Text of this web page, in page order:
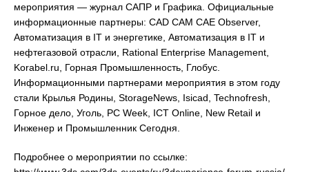
мероприятия — журнал САПР и Графика. Официальные
информационные партнеры: CAD CAM CAE Observer,
Автоматизация в IT и энергетике, Автоматизация в IT и
нефтегазовой отрасли, Rational Enterprise Management,
Korabel.ru, Горная Промышленность, Глобус.
Информационными партнерами мероприятия в этом году
стали Крылья Родины, StorageNews, Isicad, Technofresh,
Горное дело, Уголь, PC Week, ICT Online, New Retail и
Инженер и Промышленник Сегодня.
Подробнее о мероприятии по ссылке: